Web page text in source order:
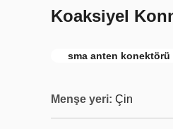
Koaksiyel
sma anten konektörü
Menşe yeri: Çin